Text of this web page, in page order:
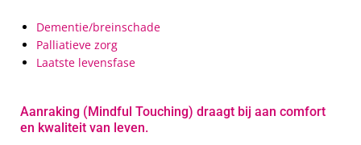
Dementie/breinschade
Palliatieve zorg
Laatste levensfase
Aanraking (Mindful Touching) draagt bij aan comfort
en kwaliteit van leven.